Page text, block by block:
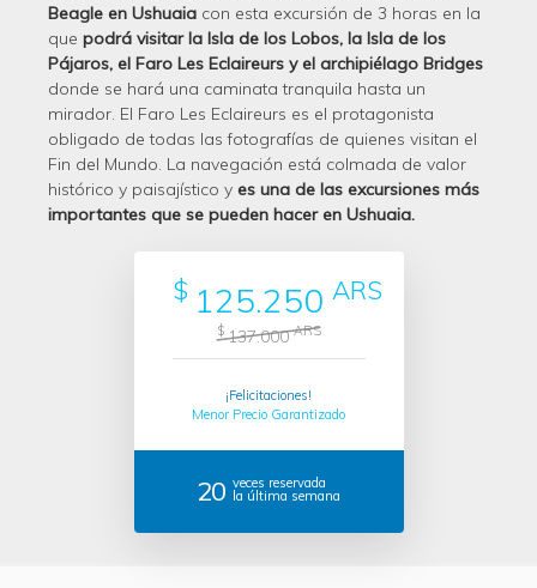
Beagle en Ushuaia con esta excursión de 3 horas en la
que podrá visitar la Isla de los Lobos, la Isla de los
Pájaros, el Faro Les Eclaireurs y el archipiélago Bridges
donde se hará una caminata tranquila hasta un
mirador. El Faro Les Eclaireurs es el protagonista
obligado de todas las fotografías de quienes visitan el
Fin del Mundo. La navegación está colmada de valor
histórico y paisajístico y es una de las excursiones más
importantes que se pueden hacer en Ushuaia.
$ 125.250 ARS
$137.000ARS
¡Felicitaciones!
Menor Precio Garantizado
20 veces reservada
la última semana